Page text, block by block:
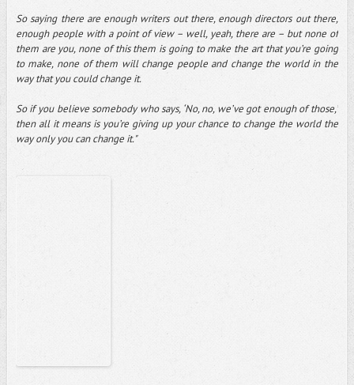
So saying there are enough writers out there, enough directors out there,
enough people with a point of view – well, yeah, there are – but none of
them are you, none of this them is going to make the art that you’re going
to make, none of them will change people and change the world in the
way that you could change it.
So if you believe somebody who says, ‘No, no, we’ve got enough of those,’
then all it means is you’re giving up your chance to change the world the
way only you can change it."